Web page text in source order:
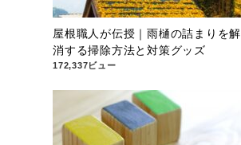
屋根職人が伝授｜雨樋の詰まりを解
消する掃除方法と対策グッズ
172,337ビュー